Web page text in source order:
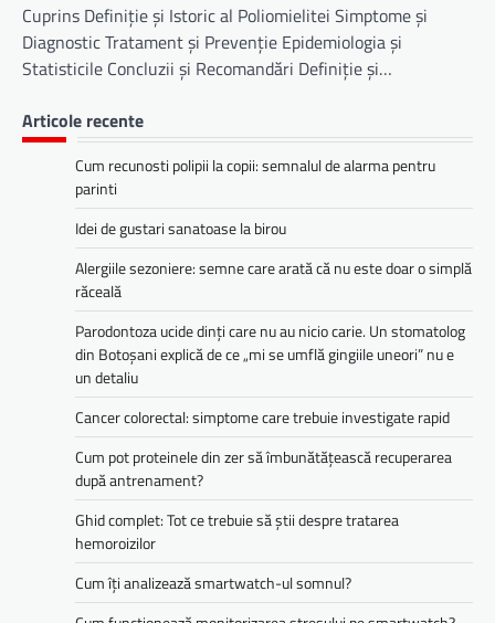
Cuprins Definiție și Istoric al Poliomielitei Simptome și
Diagnostic Tratament și Prevenție Epidemiologia și
Statisticile Concluzii și Recomandări Definiție și…
Articole recente
Cum recunosti polipii la copii: semnalul de alarma pentru
parinti
Idei de gustari sanatoase la birou
Alergiile sezoniere: semne care arată că nu este doar o simplă
răceală
Parodontoza ucide dinți care nu au nicio carie. Un stomatolog
din Botoșani explică de ce „mi se umflă gingiile uneori” nu e
un detaliu
Cancer colorectal: simptome care trebuie investigate rapid
Cum pot proteinele din zer să îmbunătățească recuperarea
după antrenament?
Ghid complet: Tot ce trebuie să știi despre tratarea
hemoroizilor
Cum îți analizează smartwatch-ul somnul?